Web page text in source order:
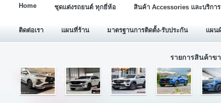
Home ชุดแต่งรถยนต์ ทุกยี่ห้อ สินค้า Accessories และบริการ
ติดต่อเรา แผนที่ร้าน มาตรฐานการติดตั้ง-รับประกัน แผน
รายการสินค้าข